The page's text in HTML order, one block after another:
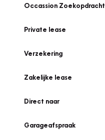
Occassion Zoekopdracht
Private lease
Verzekering
Zakelijke lease
Direct naar
Garageafspraak